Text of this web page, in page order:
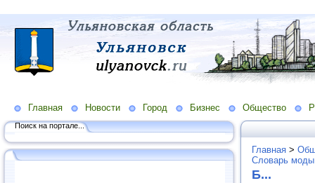
Главная Новости Город Бизнес Общество
Поиск на портале...
Главная >
Словарь
Б...